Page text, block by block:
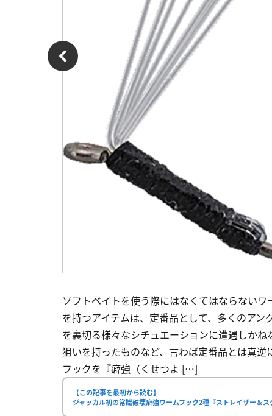
ソフトベイトを使う際にはなくてはならない
を持つアイテムは、定番品として、多くのア
を裏切る様々なシチュエーションに遭遇しか
狙いを持ったものなど、言わば定番品とは真
フックを『癖強（くせつよ […]
【この記事を最初から読む】
ジャッカル初の常識破壊癖強ワームフック2種『ストレイザー＆ス